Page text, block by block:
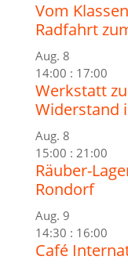
Vom
Radfahrt
Aug. 8
14:00 : 17:00
Werkstatt
Widerstand
Aug. 8
15:00 : 21:00
Räuber-
Rondorf
Aug. 9
14:30 : 16:00
Café